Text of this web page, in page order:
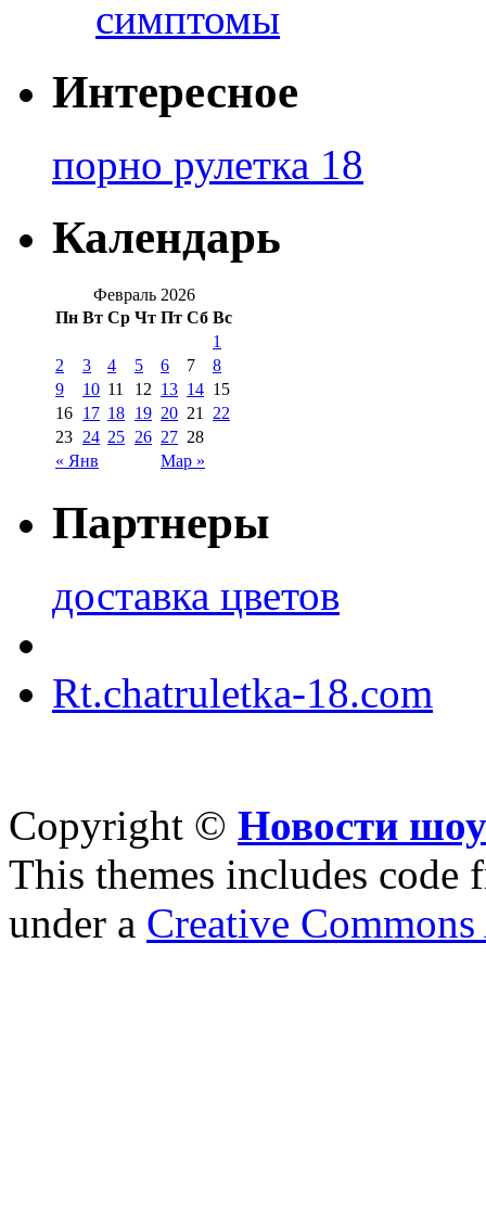
симптомы
Интересное
порно рулетка 18
Календарь
Февраль 2026
Пн Вт Ср Чт Пт Сб Вс
« Янв Мар »
1
2
3 4 5 6 7
8
9
10 11 12 13 14 15
16 17 18 19 20 21
22
23 24 25 26 27 28
Партнеры
доставка цветов
Rt.chatruletka-18.com
Copyright © Новости
This themes includes code
under a Creative